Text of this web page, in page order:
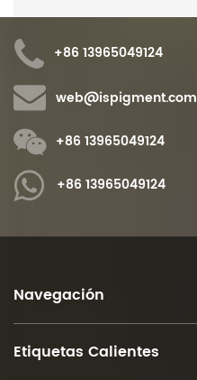
+86 13965049124
web@ispigment.com
+86 13965049124
+86 13965049124
Navegación
Etiquetas Calientes